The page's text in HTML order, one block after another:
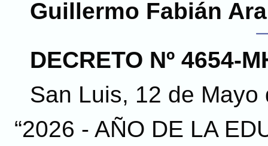
Guillermo Fabián
DECRETO Nº 4654-
San Luis, 12 de Mayo
“2026 - AÑO DE LA